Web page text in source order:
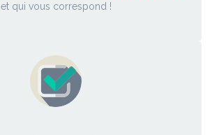
et qui vous correspond !